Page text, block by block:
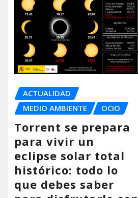
ACTUALIDAD
MEDIO AMBIENTE
OCIO
Torrent se prepara
para vivir un
eclipse solar total
histórico: todo lo
que debes saber